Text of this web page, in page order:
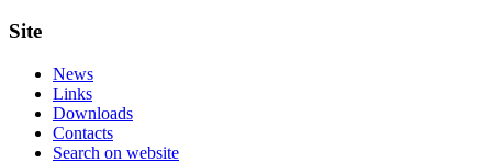
Site
News
Links
Downloads
Contacts
Search on website